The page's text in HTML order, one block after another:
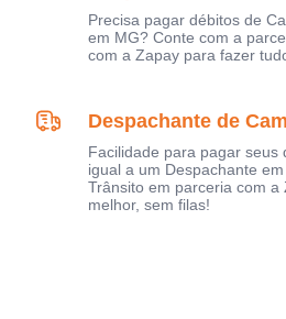
Precisa pagar débitos de
em MG? Conte com a
com a Zapay para fazer
Despachante de
Facilidade para pagar seus
igual a um Despachante
Trânsito em parceria com a
melhor, sem filas!